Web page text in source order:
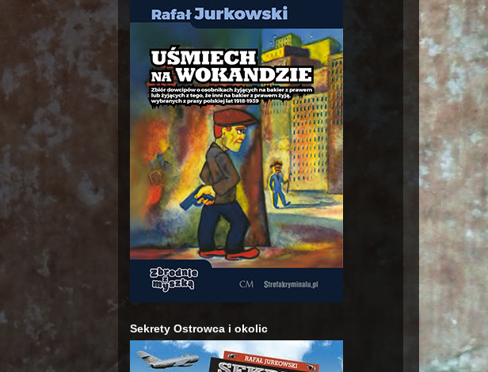
Sekrety Ostrowca i okolic